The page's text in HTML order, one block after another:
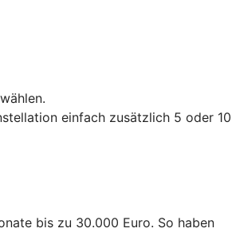
einfach zusätzlich 5 oder 10
bis zu 30.000 Euro. So haben